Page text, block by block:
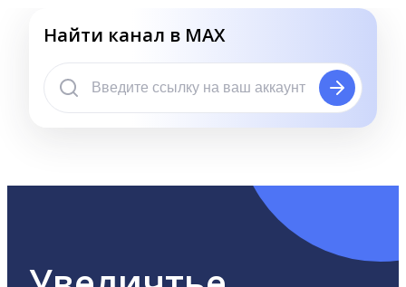
Найти канал в MAX